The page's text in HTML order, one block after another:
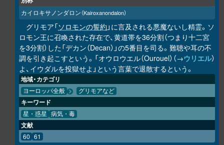
カイロキサノンダロン（Kairoxanondalon）
グリモア「ソロモンの誓約 」に言及される悪魔ないし精霊。ソ
ロモン王に召喚された存在で、黄道帯を36分割（つまり十二宮
を3分割）した「デカン（Decan）」の5番目を司る。難聴や耳の不
調を引き起こすという。「オウロウエル（Ourouel）（→ウリエル）
よ、イウダルを投獄せよ」という言葉で退散するという。
地域・カテゴリ
ヨーロッパ全般 グリモアなど
キーワード
星・惑星 病気・毒
文献
60 61